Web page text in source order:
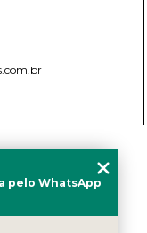
pelo WhatsApp